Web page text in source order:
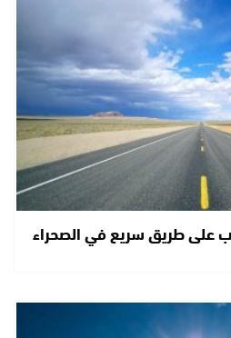
على طريق سريع في الصحراء